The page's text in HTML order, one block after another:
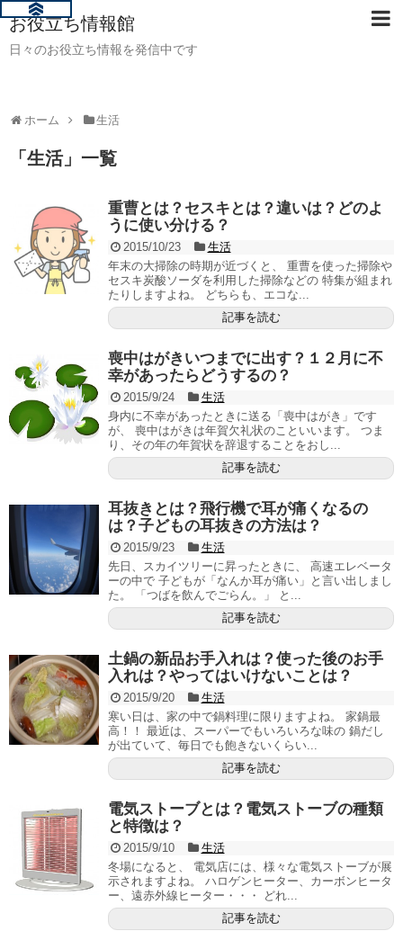
お役立ち情報館
日々のお役立ち情報を発信中です
ホーム 生活
「 生活」 一覧
重曹とは？セスキとは？違いは？どのよ
うに使い分ける？
2015/10/23
生活
年末の大掃除の時期が近づくと、 重曹を使った掃除や
セスキ炭酸ソーダを利用した掃除などの 特集が組まれ
たりしますよね。 どちらも、エコな...
記事を読む
喪中はがきいつまでに出す？１２月に不
幸があったらどうするの？
2015/9/24
生活
身内に不幸があったときに送る「喪中はがき」です
が、 喪中はがきは年賀欠礼状のこといいます。 つま
り、その年の年賀状を辞退することをおし...
記事を読む
耳抜きとは？飛行機で耳が痛くなるの
は？子どもの耳抜きの方法は？
2015/9/23
生活
先日、スカイツリーに昇ったときに、 高速エレベータ
ーの中で 子どもが「なんか耳が痛い」と言い出しまし
た。 「つばを飲んでごらん。」 と...
記事を読む
土鍋の新品お手入れは？使った後のお手
入れは？やってはいけないことは？
2015/9/20
生活
寒い日は、家の中で鍋料理に限りますよね。 家鍋最
高！！ 最近は、スーパーでもいろいろな味の 鍋だし
が出ていて、毎日でも飽きないくらい...
記事を読む
電気ストーブとは？電気ストーブの種類
と特徴は？
2015/9/10
生活
冬場になると、 電気店には、様々な電気ストーブが展
示されますよね。 ハロゲンヒーター、カーボンヒータ
ー、遠赤外線ヒーター・・・ どれ...
記事を読む